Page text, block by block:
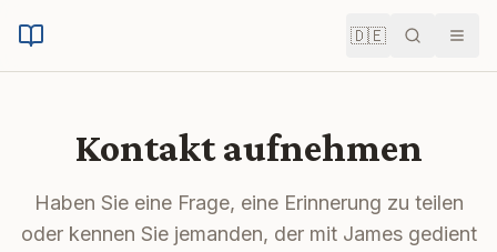
🇩🇪 Suche
Kontakt aufnehmen
Haben Sie eine Frage, eine Erinnerung zu teilen
oder kennen Sie jemanden, der mit James gedient